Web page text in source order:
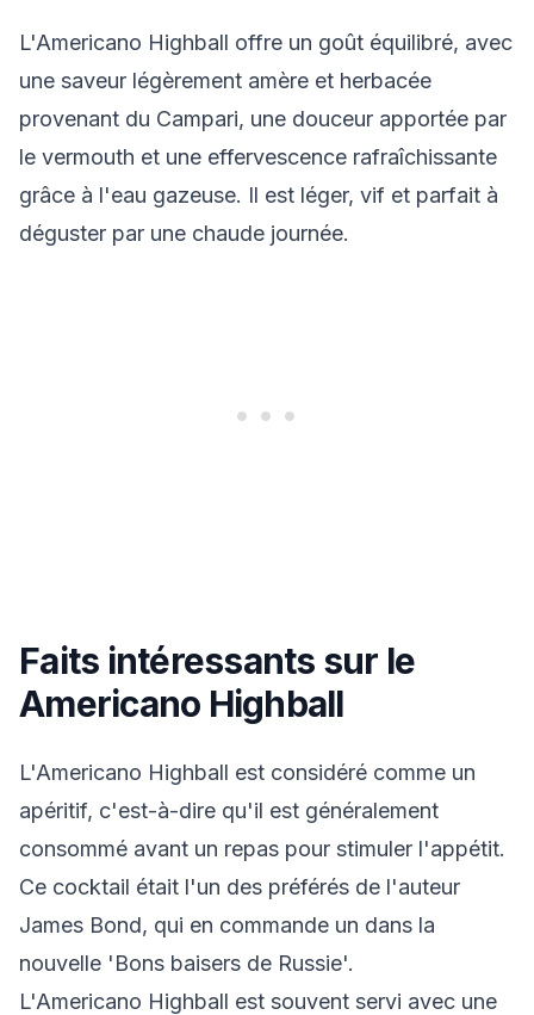
L'Americano Highball offre un goût équilibré, avec
une saveur légèrement amère et herbacée
provenant du Campari, une douceur apportée par
le vermouth et une effervescence rafraîchissante
grâce à l'eau gazeuse. Il est léger, vif et parfait à
déguster par une chaude journée.
Faits intéressants sur le
Americano Highball
L'Americano Highball est considéré comme un
apéritif, c'est-à-dire qu'il est généralement
consommé avant un repas pour stimuler l'appétit.
Ce cocktail était l'un des préférés de l'auteur
James Bond, qui en commande un dans la
nouvelle 'Bons baisers de Russie'.
L'Americano Highball est souvent servi avec une